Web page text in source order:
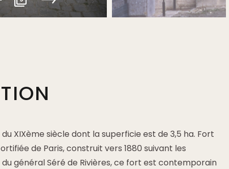
XIXème siècle dont la superficie est de 3,5 ha. Fort
de Paris, construit vers 1880 suivant les
général Séré de Rivières, ce fort est contemporain